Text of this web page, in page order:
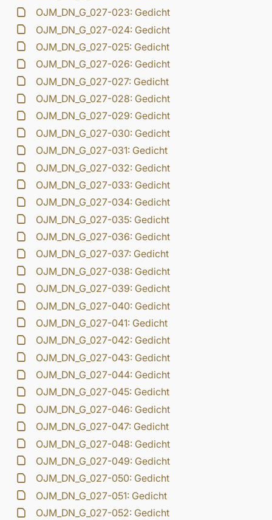
OJM_DN_G_027-023: Gedicht
OJM_DN_G_027-024: Gedicht
OJM_DN_G_027-025: Gedicht
OJM_DN_G_027-026: Gedicht
OJM_DN_G_027-027: Gedicht
OJM_DN_G_027-028: Gedicht
OJM_DN_G_027-029: Gedicht
OJM_DN_G_027-030: Gedicht
OJM_DN_G_027-031: Gedicht
OJM_DN_G_027-032: Gedicht
OJM_DN_G_027-033: Gedicht
OJM_DN_G_027-034: Gedicht
OJM_DN_G_027-035: Gedicht
OJM_DN_G_027-036: Gedicht
OJM_DN_G_027-037: Gedicht
OJM_DN_G_027-038: Gedicht
OJM_DN_G_027-039: Gedicht
OJM_DN_G_027-040: Gedicht
OJM_DN_G_027-041: Gedicht
OJM_DN_G_027-042: Gedicht
OJM_DN_G_027-043: Gedicht
OJM_DN_G_027-044: Gedicht
OJM_DN_G_027-045: Gedicht
OJM_DN_G_027-046: Gedicht
OJM_DN_G_027-047: Gedicht
OJM_DN_G_027-048: Gedicht
OJM_DN_G_027-049: Gedicht
OJM_DN_G_027-050: Gedicht
OJM_DN_G_027-051: Gedicht
OJM_DN_G_027-052: Gedicht